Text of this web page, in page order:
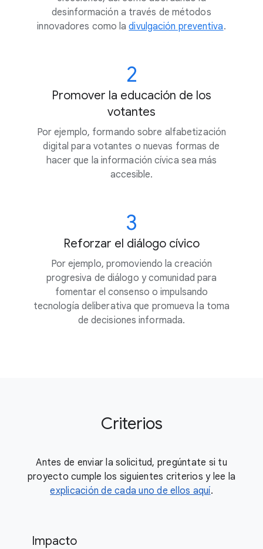
desinformación a través de métodos
innovadores como ladivulgación preventiva.
2
Promover la educación de los
votantes
Por ejemplo, formando sobre alfabetización
digital para votantes o nuevas formas de
hacer que la información cívica sea más
accesible.
3
Reforzar el diálogo cívico
Por ejemplo, promoviendo la creación
progresiva de diálogo y comunidad para
fomentar el consenso o impulsando
tecnología deliberativa que promueva la toma
de decisiones informada.
Criterios
Antes de enviar la solicitud, pregúntate si tu
proyecto cumple los siguientes criterios y lee la
explicación de cada uno de ellos aquí.
Impacto